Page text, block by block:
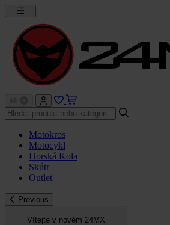
Motokros
Motocykl
Horská Kola
Skútr
Outlet
Previous
Vítejte v novém 24MX